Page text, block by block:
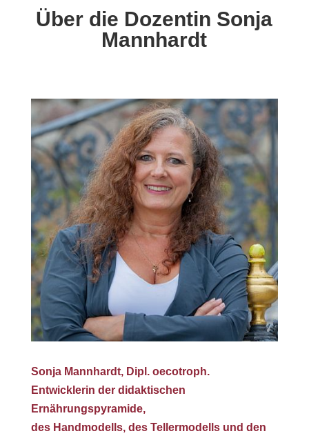
Über die Dozentin Sonja
Mannhardt
Sonja Mannhardt, Dipl. oecotroph.
Entwicklerin der didaktischen
Ernährungspyramide,
des Handmodells, des Tellermodells und den